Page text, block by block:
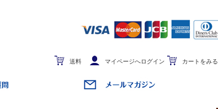
送料 マイページへログイン カートをみる